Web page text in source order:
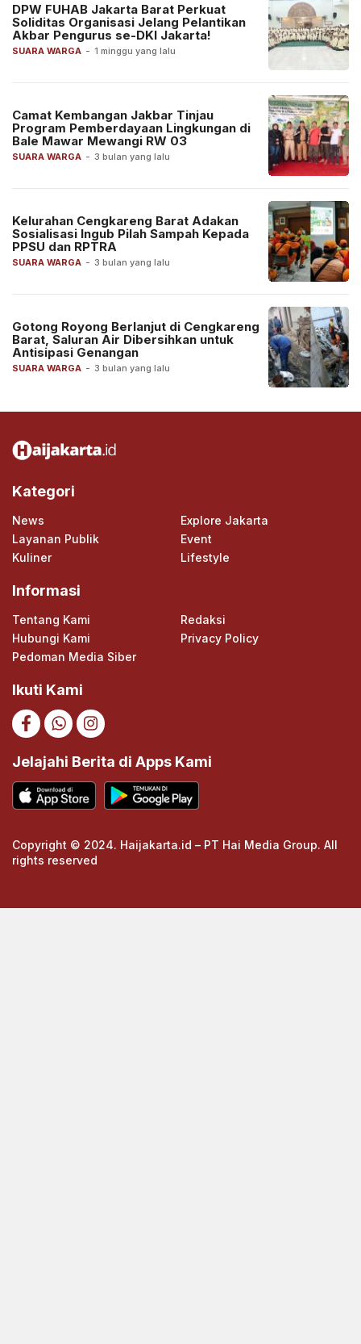
SUARA WARGA - 1 minggu yang lalu
DPW FUHAB Jakarta Barat Perkuat
Soliditas Organisasi Jelang Pelantikan
Akbar Pengurus se-DKI Jakarta!
SUARA WARGA - 3 bulan yang lalu
Camat Kembangan Jakbar Tinjau
Program Pemberdayaan Lingkungan di
Bale Mawar Mewangi RW 03
SUARA WARGA - 3 bulan yang lalu
Kelurahan Cengkareng Barat Adakan
Sosialisasi Ingub Pilah Sampah Kepada
PPSU dan RPTRA
SUARA WARGA - 3 bulan yang lalu
Gotong Royong Berlanjut di Cengkareng
Barat, Saluran Air Dibersihkan untuk
Antisipasi Genangan
Kategori
News
Explore Jakarta
Layanan Publik
Event
Kuliner
Lifestyle
Informasi
Tentang Kami
Redaksi
Hubungi Kami
Privacy Policy
Pedoman Media Siber
Ikuti Kami
Jelajahi Berita di Apps Kami
Copyright © 2024. Haijakarta.id – PT Hai Media Group. All
rights reserved